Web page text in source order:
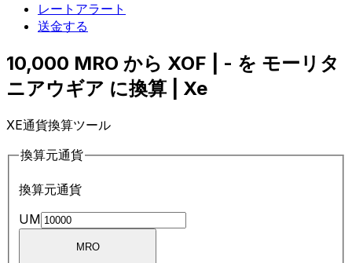
レートアラート
送金する
10,000 MRO から XOF | - を モーリタ
ニアウギア に換算 | Xe
XE通貨換算ツール
換算元通貨
換算元通貨
UM
MRO